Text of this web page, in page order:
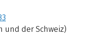
und der Schweiz)